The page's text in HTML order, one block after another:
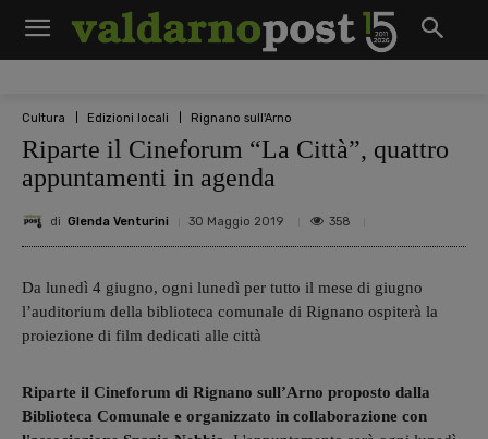
Cultura Edizioni locali Rignano sull'Arno
Riparte il Cineforum “La Città”, quattro
appuntamenti in agenda
di Glenda Venturini 30 Maggio 2019 358
Da lunedì 4 giugno, ogni lunedì per tutto il mese di giugno
l’auditorium della biblioteca comunale di Rignano ospiterà la
proiezione di film dedicati alle città
Riparte il Cineforum di Rignano sull’Arno proposto dalla
Biblioteca Comunale e organizzato in collaborazione con